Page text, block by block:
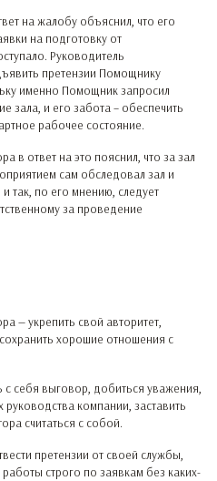
на жалобу объяснил, что его
на подготовку от
Руководитель
претензии Помощнику
именно Помощник запросил
зала, и его забота – обеспечить
рабочее состояние.
в ответ на это пояснил, что за зал
сам обследовал зал и
так, по его мнению, следует
за проведение
— укрепить свой авторитет,
хорошие отношения с
с себя выговор, добиться уважения,
руководства компании, заставить
считаться с собой.
претензии от своей службы,
строго по заявкам без каких-